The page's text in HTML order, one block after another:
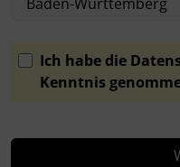
Ich habe die
Kenntnis